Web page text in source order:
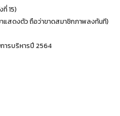
15)
แสดงตัว ถือว่าขาดสมาชิกภาพลงทันที)
ารบริหารปี 2564